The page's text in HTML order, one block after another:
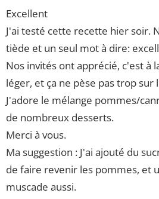
Excellent
J'ai testé cette recette hier soir.
tiède et un seul mot à dire:
Nos invités ont apprécié, c'est à
léger, et ça ne pèse pas trop sur
J'adore le mélange pommes/
de nombreux desserts.
Merci à vous.
Ma suggestion : J'ai ajouté du
de faire revenir les pommes, et
muscade aussi.